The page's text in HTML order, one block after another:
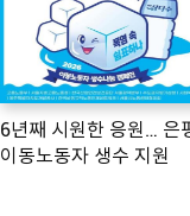
6년째 시원한 응원… 은
이동노동자 생수 지원